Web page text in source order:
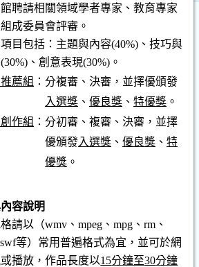
館聘請相關領域學者專家、教育專家
成委員會評審。
項目包括：主題與內容(40%) 、技巧與
(30%) 、創意表現(30%) 。
薦組 ：分複審、決審，並擇優頒發
入選獎 、 優良獎 、 特優獎 。
作組 ：分初審、複審、決審，並擇
優頒發入選獎 、 優良獎 、 特
優獎 。
容說明
請以（wmv 、mpeg 、mpg 、rm 、
swf等）常用普遍格式為宜， 並可於網
播放，作品長度以15分鐘至30分鐘